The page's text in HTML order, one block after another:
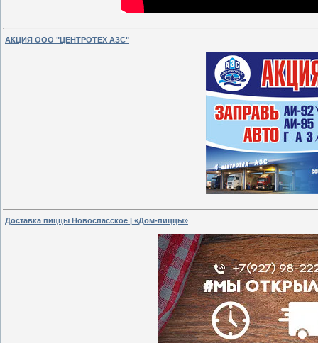
АКЦИЯ ООО "ЦЕНТРОТЕХ АЗС"
Доставка пиццы Новоспасское | «Дом-пиццы»